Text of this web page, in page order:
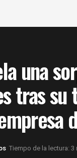
una
tras
Tiempo de la lectura: